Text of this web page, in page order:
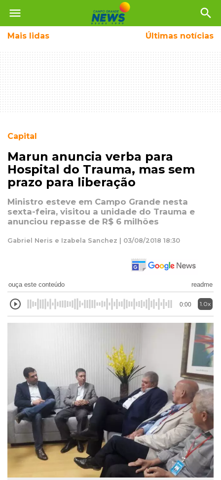
menu search
Mais lidas Últimas notícias
Capital
Marun anuncia verba para
Hospital do Trauma, mas sem
prazo para liberação
Ministro esteve em Campo Grande nesta
sexta-feira, visitou a unidade do Trauma e
anunciou repasse de R$ 6 milhões
Gabriel Neris e Izabela Sanchez | 03/08/2018 18:30
ouça este conteúdo readme
0:00 1.0x